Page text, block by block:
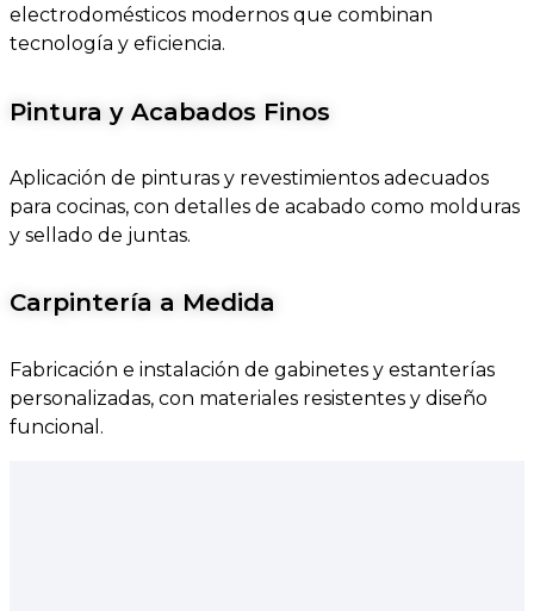
electrodomésticos modernos que combinan
tecnología y eficiencia.
Pintura y Acabados Finos
Aplicación de pinturas y revestimientos adecuados
para cocinas, con detalles de acabado como molduras
y sellado de juntas.
Carpintería a Medida
Fabricación e instalación de gabinetes y estanterías
personalizadas, con materiales resistentes y diseño
funcional.